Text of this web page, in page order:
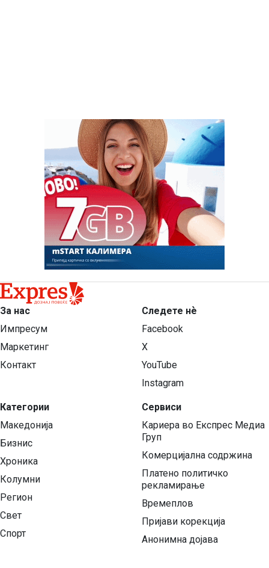
За нас
Импресум
Маркетинг
Контакт
Категории
Македонија
Бизнис
Хроника
Колумни
Регион
Свет
Спорт
Следете нѐ
Facebook
X
YouTube
Instagram
Сервиси
Кариера во Експрес Медиа
Груп
Комерцијална содржина
Платено политичко
рекламирање
Времеплов
Пријави корекција
Анонимна дојава